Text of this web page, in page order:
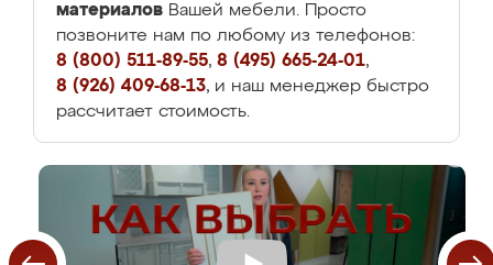
материалов Вашей мебели. Просто
позвоните нам по любому из телефонов:
8 (800) 511-89-55, 8 (495) 665-24-01,
8 (926) 409-68-13, и наш менеджер быстро
рассчитает стоимость.